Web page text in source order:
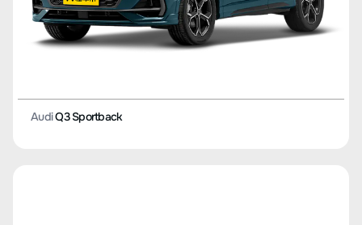
AudiQ3 Sportback